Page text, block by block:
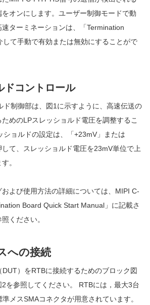
オンにします。ユーザー制御モードで動
ターミネーションは、「Termination
して手動で有効または無効にすることがで
ドコントロール
ド制御部は、図1に示すように、高速伝送の
めのLPスレッショルド電圧を調整するこ
ショルドの設定は、「+23mV」または
して、スレッショルド電圧を23mV単位で上
。
よび使用方法の詳細については、MIPI C-
Board Quick Start Manual」に記載さ
ください。
への接続
）をRTBに接続するためのブロック図
を参照してください。 RTBには，最大3台
メスSMAコネクタが用意されています。